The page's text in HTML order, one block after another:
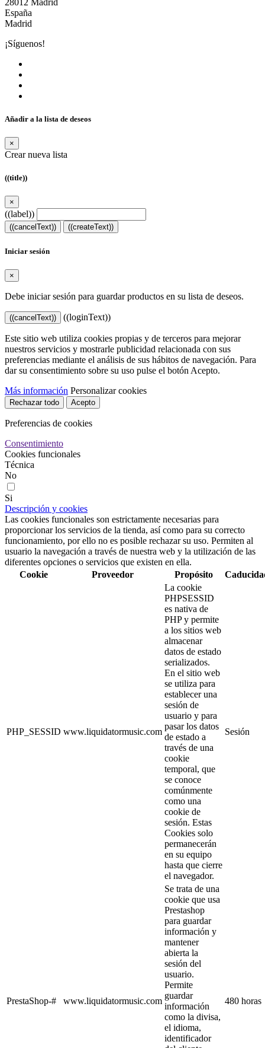
España
Madrid
¡Síguenos!
Añadir a la lista de deseos
×
Crear nueva lista
((title))
×
((label))
((cancelText)) ((createText))
Iniciar sesión
×
Debe iniciar sesión para guardar productos en su lista de deseos.
((cancelText)) ((loginText))
Este sitio web utiliza cookies propias y de terceros para mejorar
nuestros servicios y mostrarle publicidad relacionada con sus
preferencias mediante el análisis de sus hábitos de navegación. Para
dar su consentimiento sobre su uso pulse el botón Acepto.
Más información Personalizar cookies
Rechazar todo Acepto
Preferencias de cookies
Consentimiento
Cookies funcionales
Técnica
No
Si
Descripción y cookies
Las cookies funcionales son estrictamente necesarias para
proporcionar los servicios de la tienda, así como para su correcto
funcionamiento, por ello no es posible rechazar su uso. Permiten al
usuario la navegación a través de nuestra web y la utilización de las
diferentes opciones o servicios que existen en ella.
Cookie
Proveedor Propósito
PHP_SESSID www.liquidatormusic.com
La cookie
PHPSESSID
es nativa de
PHP y permite
a los sitios web
almacenar
datos de estado
serializados.
En el sitio web
se utiliza para
establecer una
sesión de
usuario y para
pasar los datos
de estado a
través de una
cookie
temporal, que
se conoce
comúnmente
como una
cookie de
sesión. Estas
Cookies solo
permanecerán
en su equipo
hasta que cierre
el navegador.
Sesión
PrestaShop-# www.liquidatormusic.com
Se trata de una
cookie que usa
Prestashop
para guardar
información y
mantener
abierta la
sesión del
usuario.
Permite
guardar
información
como la divisa,
el idioma,
identificador
480 horas